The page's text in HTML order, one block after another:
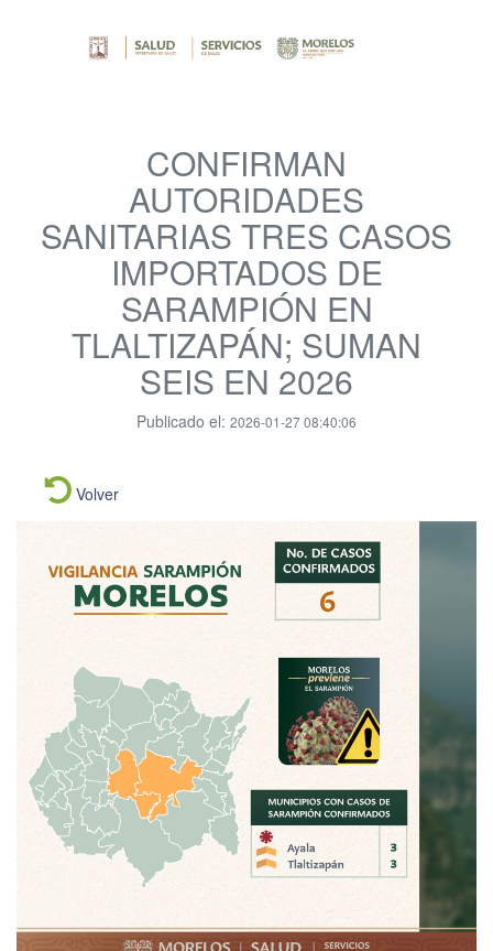
CONFIRMAN
AUTORIDADES
SANITARIAS TRES CASOS
IMPORTADOS DE
SARAMPIÓN EN
TLALTIZAPÁN; SUMAN
SEIS EN 2026
Publicado el: 2026-01-27 08:40:06
Volver